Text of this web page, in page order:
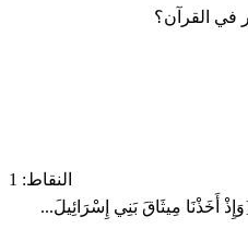
في القرآن؟
النقاط: 1
أَخَذْنَا مِيثَاقَ بَنِي إِسْرَائِيلَ...